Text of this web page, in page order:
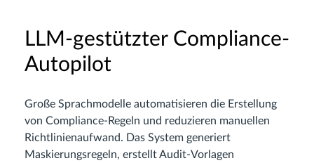
LLM-gestützter Compliance-
Autopilot
Große Sprachmodelle automatisieren die Erstellung
von Compliance-Regeln und reduzieren manuellen
Richtlinienaufwand. Das System generiert
Maskierungsregeln, erstellt Audit-Vorlagen